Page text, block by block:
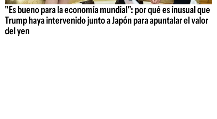
"Es bueno para la economía mundial": por qué es inusual que
Trump haya intervenido junto a Japón para apuntalar el valor
del yen